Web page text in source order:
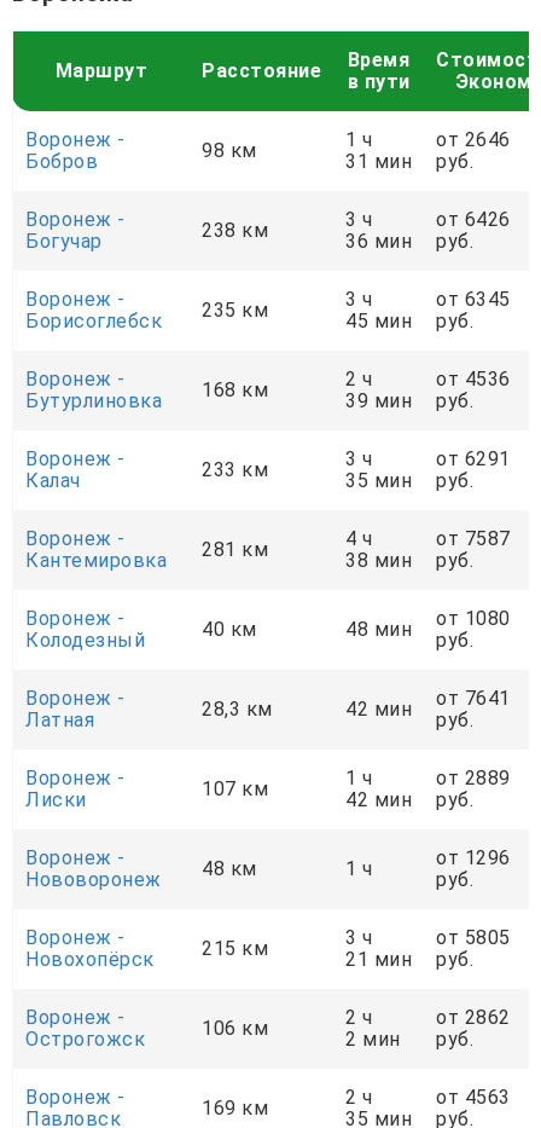
Маршрут Расстояние
Время
в пути
Эконом
Воронеж -
Бобров
98 км
1 ч
31 мин
от 2646
руб.
Воронеж -
Богучар
238 км
3 ч
36 мин
от 6426
руб.
Воронеж -
Борисоглебск
235 км
3 ч
45 мин
от 6345
руб.
Воронеж -
Бутурлиновка
168 км
2 ч
39 мин
от 4536
руб.
Воронеж -
Калач
233 км
3 ч
35 мин
от 6291
руб.
Воронеж -
Кантемировка
281 км
4 ч
38 мин
от 7587
руб.
Воронеж -
Колодезный
40 км 48 мин
от 1080
руб.
Воронеж -
Латная
28,3 км 42 мин
от 7641
руб.
Воронеж -
Лиски
107 км
1 ч
42 мин
от 2889
руб.
Воронеж -
Нововоронеж
48 км 1 ч
от 1296
руб.
Воронеж -
Новохопёрск
215 км
3 ч
21 мин
от 5805
руб.
Воронеж -
Острогожск
106 км
2 ч
2 мин
от 2862
руб.
Воронеж -
Павловск
169 км
2 ч
35 мин
от 4563
руб.